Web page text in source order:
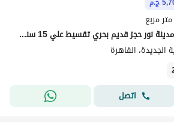
فيلا نموذج Q1 للبيع في مدينة نور حجز قديم بحري تقسيط علي 15 سنه لوكيشن مميز باقل مقدم
الجديدة، القاهرة
اتصل